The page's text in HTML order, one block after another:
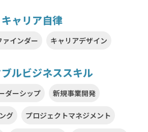
キャリア自律
ァインダー キャリアデザイン
ルビジネススキル
ダーシップ 新規事業開発
グ プロジェクトマネジメント